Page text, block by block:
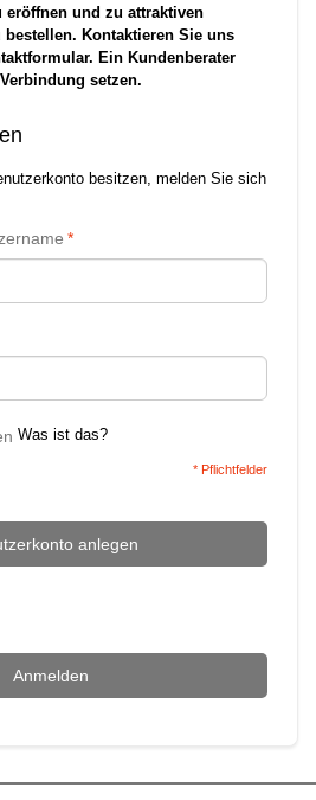
und zu attraktiven
Kontaktieren Sie uns
Ein Kundenberater
setzen.
besitzen, melden Sie sich
*
Was ist das?
* Pflichtfelder
anlegen
Anmelden